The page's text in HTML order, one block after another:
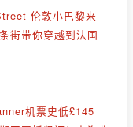
伦敦小巴黎来
街带你穿越到法国
机票史低£145